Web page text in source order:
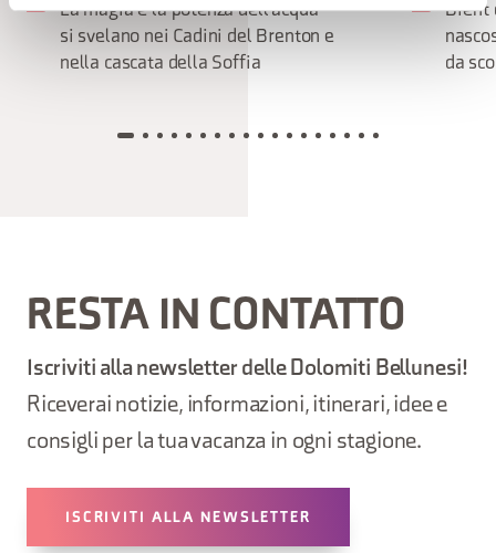
La magia e la potenza dell’acqua
si svelano nei Cadini del Brenton e
nella cascata della Soffia
Brent
da
RESTA IN CONTATTO
Iscriviti alla newsletter delle Dolomiti Bellunesi!
Riceverai notizie, informazioni, itinerari, idee e
consigli per la tua vacanza in ogni stagione.
ISCRIVITI ALLA NEWSLETTER